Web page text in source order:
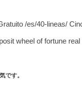
/es/40-lineas/
wheel of fortune
です。